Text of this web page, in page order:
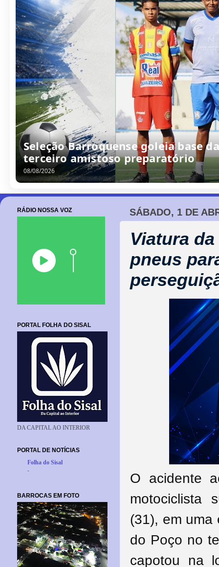
Seleção Barroquense goleia base
terceiro amistoso preparatório
08/08/2026
SÁBADO, 1 DE
Viatura
pneus
O acidente
motociclista
(31), em uma
do Poço no
capotou na
RÁDIO NOSSA VOZ
PORTAL FOLHA DO SISAL
DA CAPITAL AO INTERIOR
PORTAL DE NOTÍCIAS
Folha do Sisal
-
BARROCAS EM FOTO